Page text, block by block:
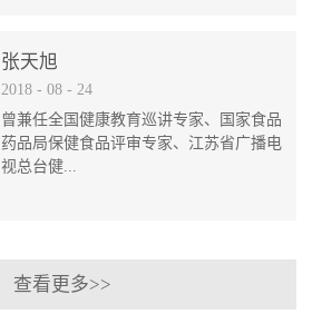
张天旭
2018 - 08 - 24
曾兼任全国健康教育巡讲专家、国家食品
药品局保健食品评审专家、江苏省广播电
视总台健...
药大学客座教授、吉林省养生保健协会专
查看更多>>